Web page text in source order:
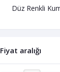
Düz Renkli
Fiyat aralığı